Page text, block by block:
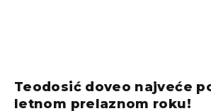
Teodosić doveo najveće
letnom prelaznom roku!